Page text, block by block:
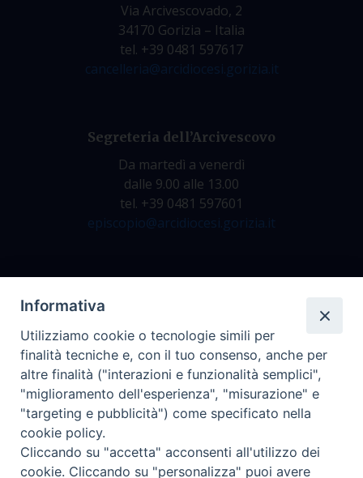
Via Arcivescovado, 2
34170 Gorizia – Italia
tel. +39 0481 597617
cancelleria@arcidiocesi.gorizia.it
Segreteria dell’Arcivescovo
Da martedì a venerdì
dalle 9.00 alle 13.00
tel. +39 0481 597601
episcopio@arcidiocesi.gorizia.it
dalle 9.00 alle 12.30
tel. +39 0481 597628
archivio@arcidiocesi.gorizia.it
Ufficio Comunicazioni Sociali
tel. +39 0481 531663
Informativa
Utilizziamo cookie o tecnologie simili per
finalità tecniche e, con il tuo consenso, anche per
altre finalità ("interazioni e funzionalità semplici",
"miglioramento dell'esperienza", "misurazione" e
"targeting e pubblicità") come specificato nella
cookie policy.
Cliccando su "accetta" acconsenti all'utilizzo dei
cookie. Cliccando su "personalizza" puoi avere